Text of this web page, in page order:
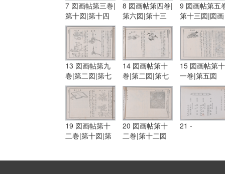
7 図画帖第三巻|
第十図|第十四
図|図画帖第四
巻|第一図|第三
8 図画帖第四巻|
第六図|第十三
図|第十五図
9 図画帖第五
第十三図|図画
帖第六巻|第一
図|第五図
13 図画帖第九
巻|第二図|第七
図|第八図
14 図画帖第十
巻|第二図|第七
図
15 図画帖第十
一巻|第五図
19 図画帖第十
二巻|第十図|第
20 図画帖第十
二巻|第十二図
21 -